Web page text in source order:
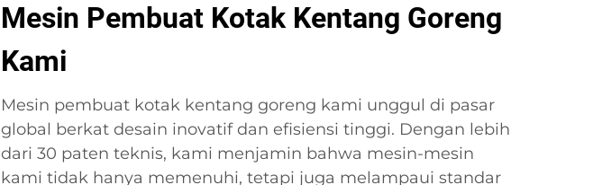
Mesin Pembuat Kotak Kentang Goreng
Kami
Mesin pembuat kotak kentang goreng kami unggul di pasar
global berkat desain inovatif dan efisiensi tinggi. Dengan lebih
dari 30 paten teknis, kami menjamin bahwa mesin-mesin
kami tidak hanya memenuhi, tetapi juga melampaui standar